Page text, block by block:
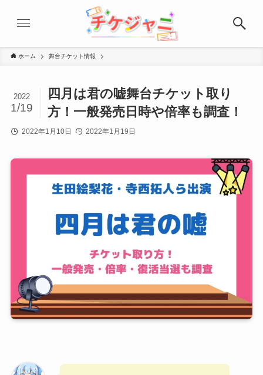
ホーム 舞台チケット情報
四月は君の嘘舞台チケット取り
方！一般発売日時や倍率も調査！
2022
1/19
2022年1月10日 2022年1月19日